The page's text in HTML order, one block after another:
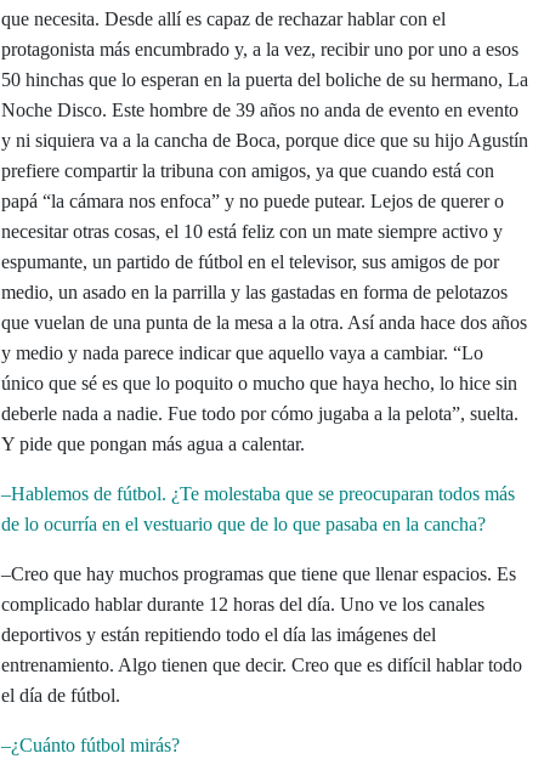
que necesita. Desde allí es capaz de rechazar hablar con el
protagonista más encumbrado y, a la vez, recibir uno por uno a esos
50 hinchas que lo esperan en la puerta del boliche de su hermano, La
Noche Disco. Este hombre de 39 años no anda de evento en evento
y ni siquiera va a la cancha de Boca, porque dice que su hijo Agustín
prefiere compartir la tribuna con amigos, ya que cuando está con
papá “la cámara nos enfoca” y no puede putear. Lejos de querer o
necesitar otras cosas, el 10 está feliz con un mate siempre activo y
espumante, un partido de fútbol en el televisor, sus amigos de por
medio, un asado en la parrilla y las gastadas en forma de pelotazos
que vuelan de una punta de la mesa a la otra. Así anda hace dos años
y medio y nada parece indicar que aquello vaya a cambiar. “Lo
único que sé es que lo poquito o mucho que haya hecho, lo hice sin
deberle nada a nadie. Fue todo por cómo jugaba a la pelota”, suelta.
Y pide que pongan más agua a calentar.
–Hablemos de fútbol. ¿Te molestaba que se preocuparan todos más
de lo ocurría en el vestuario que de lo que pasaba en la cancha?
–Creo que hay muchos programas que tiene que llenar espacios. Es
complicado hablar durante 12 horas del día. Uno ve los canales
deportivos y están repitiendo todo el día las imágenes del
entrenamiento. Algo tienen que decir. Creo que es difícil hablar todo
el día de fútbol.
–¿Cuánto fútbol mirás?